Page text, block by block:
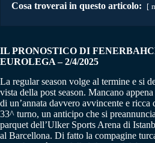
Cosa troverai in questo articolo:
IL PRONOSTICO DI
EUROLEGA – 2/4/2025
La regular season volge al termine e si
vista della post season. Mancano
di un’annata davvero avvincente e
33^ turno, un anticipo che si
parquet dell’Ulker Sports Arena di
al Barcellona. Di fatto la compagine